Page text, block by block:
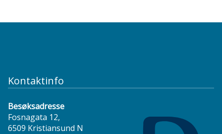
Kontaktinfo
Besøksadresse
Fosnagata 12,
6509 Kristiansund N